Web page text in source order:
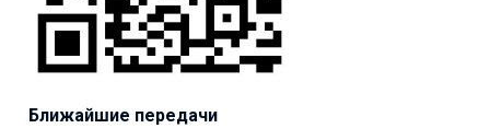
Ближайшие передачи